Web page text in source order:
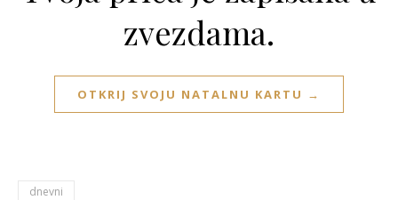
zvezdama.
OTKRIJ SVOJU NATALNU KARTU →
dnevni